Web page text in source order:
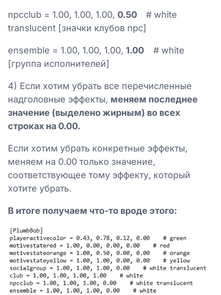
npcclub = 1.00, 1.00, 1.00, 0.50
# white
translucent [значки клубов npc]
ensemble = 1.00, 1.00, 1.00, 1.00
# white
[группа исполнителей]
4) Если хотим убрать все перечисленные
надголовные эффекты, меняем последнее
значение (выделено жирным) во всех
строках на 0.00.
Если хотим убрать конкретные эффекты,
меняем на 0.00 только значение,
соответствующее тому эффекту, который
хотите убрать.
В итоге получаем что-то вроде этого: